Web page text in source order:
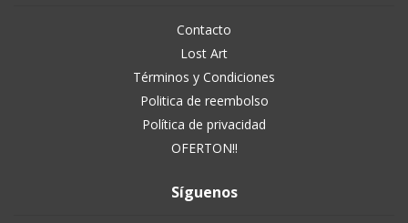
Contacto
Lost Art
Términos y Condiciones
Politica de reembolso
Política de privacidad
OFERTON!!
Síguenos